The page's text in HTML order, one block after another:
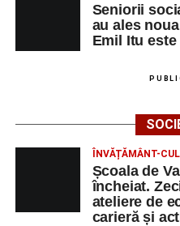
Seniorii
au ales
Emil Itu
ÎNVĂȚĂMÂNT-
Școala de
încheiat.
ateliere de
carieră și